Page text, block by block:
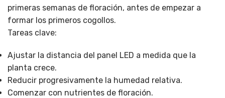
primeras semanas de floración, antes de empezar a
formar los primeros cogollos.
Tareas clave:
Ajustar la distancia del panel LED a medida que la
planta crece.
Reducir progresivamente la humedad relativa.
Comenzar con nutrientes de floración.